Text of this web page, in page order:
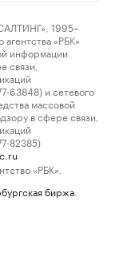
1995–
«РБК»
информации
связи,
63848) и сетевого
массовой
в сфере связи,
82385)
«РБК».
биржа